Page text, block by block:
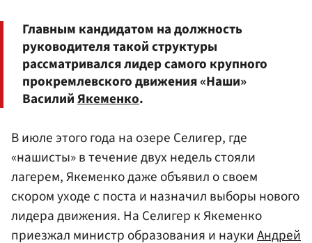
Главным кандидатом на должность
руководителя такой структуры
рассматривался лидер самого крупного
прокремлевского движения «Наши»
ВасилийЯкеменко.
В июле этого года на озере Селигер, где
«нашисты» в течение двух недель стояли
лагерем, Якеменко даже объявил о своем
скором уходе с поста и назначил выборы нового
лидера движения. На Селигер к Якеменко
приезжал министр образования и наукиАндрей